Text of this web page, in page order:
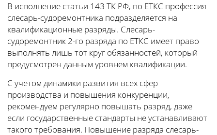
В исполнение статьи 143 ТК РФ, по ЕТКС профессия
слесарь-судоремонтника подразделяется на
квалификационные разряды. Слесарь-
судоремонтник 2-го разряда по ЕТКС имеет право
выполнять лишь тот круг обязанностей, который
предусмотрен данным уровнем квалификации.
С учетом динамики развития всех сфер
производства и повышения конкуренции,
рекомендуем регулярно повышать разряд, даже
если государственные стандарты не устанавливают
такого требования. Повышение разряда слесарь-